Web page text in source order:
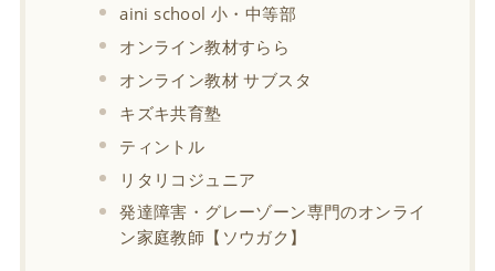
aini school 小・中等部
オンライン教材すらら
オンライン教材 サブスタ
キズキ共育塾
ティントル
リタリコジュニア
発達障害・グレーゾーン専門のオンライ
ン家庭教師【ソウガク】